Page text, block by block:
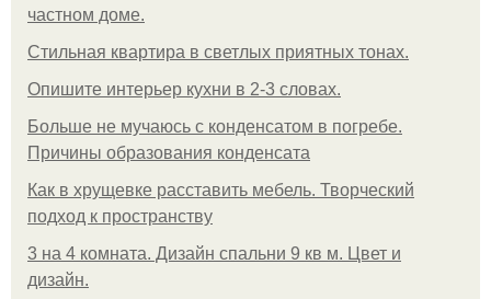
частном доме.
Стильная квартира в светлых приятных тонах.
Опишите интерьер кухни в 2-3 словах.
Больше не мучаюсь с конденсатом в погребе.
Причины образования конденсата
Как в хрущевке расставить мебель. Творческий
подход к пространству
3 на 4 комната. Дизайн спальни 9 кв м. Цвет и
дизайн.